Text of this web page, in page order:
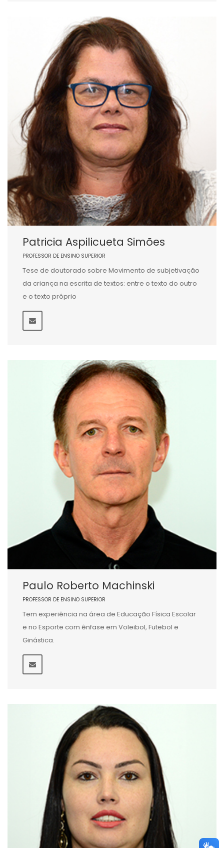
Patricia Aspilicueta Simões
PROFESSOR DE ENSINO SUPERIOR
Tese de doutorado sobre Movimento de subjetivação
da criança na escrita de textos: entre o texto do outro
e o texto próprio
Paulo Roberto Machinski
PROFESSOR DE ENSINO SUPERIOR
Tem experiência na área de Educação Física Escolar
e no Esporte com ênfase em Voleibol, Futebol e
Ginástica.